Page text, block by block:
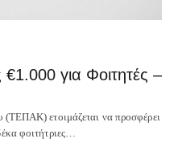
για Φοιτητές –
ετοιμάζεται να προσφέρει
φοιτήτριες…